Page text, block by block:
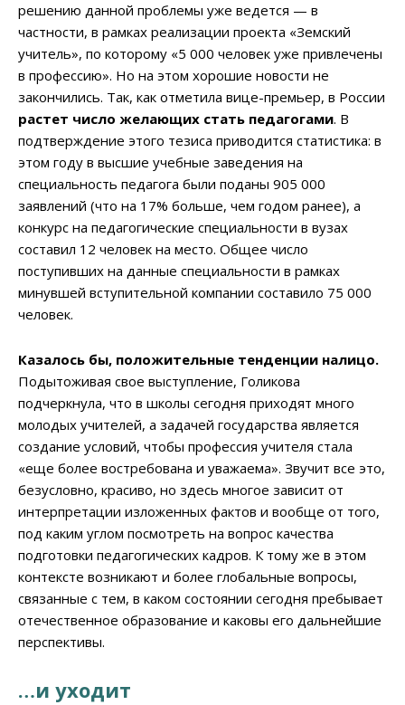
решению данной проблемы уже ведется — в
частности, в рамках реализации проекта «Земский
учитель», по которому «5 000 человек уже привлечены
в профессию». Но на этом хорошие новости не
закончились. Так, как отметила вице-премьер, в России
растет число желающих стать педагогами. В
подтверждение этого тезиса приводится статистика: в
этом году в высшие учебные заведения на
специальность педагога были поданы 905 000
заявлений (что на 17% больше, чем годом ранее), а
конкурс на педагогические специальности в вузах
составил 12 человек на место. Общее число
поступивших на данные специальности в рамках
минувшей вступительной компании составило 75 000
человек.
Казалось бы, положительные тенденции налицо.
Подытоживая свое выступление, Голикова
подчеркнула, что в школы сегодня приходят много
молодых учителей, а задачей государства является
создание условий, чтобы профессия учителя стала
«еще более востребована и уважаема». Звучит все это,
безусловно, красиво, но здесь многое зависит от
интерпретации изложенных фактов и вообще от того,
под каким углом посмотреть на вопрос качества
подготовки педагогических кадров. К тому же в этом
контексте возникают и более глобальные вопросы,
связанные с тем, в каком состоянии сегодня пребывает
отечественное образование и каковы его дальнейшие
перспективы.
…и уходит